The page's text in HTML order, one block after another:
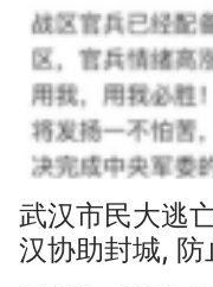
武汉市民大逃
汉协助封城, 防